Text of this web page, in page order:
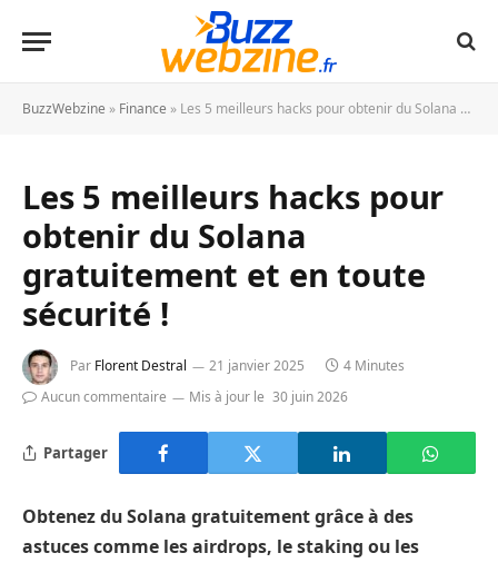
BuzzWebzine » Finance » Les 5 meilleurs hacks pour obtenir du Solana gratuitement et en toute sécurité !
Les 5 meilleurs hacks pour
obtenir du Solana
gratuitement et en toute
sécurité !
Par Florent Destral 21 janvier 2025
4 Minutes
Aucun commentaire
Mis à jour le 30 juin 2026
Partager
Obtenez du Solana gratuitement grâce à des
astuces comme les airdrops, le staking ou les